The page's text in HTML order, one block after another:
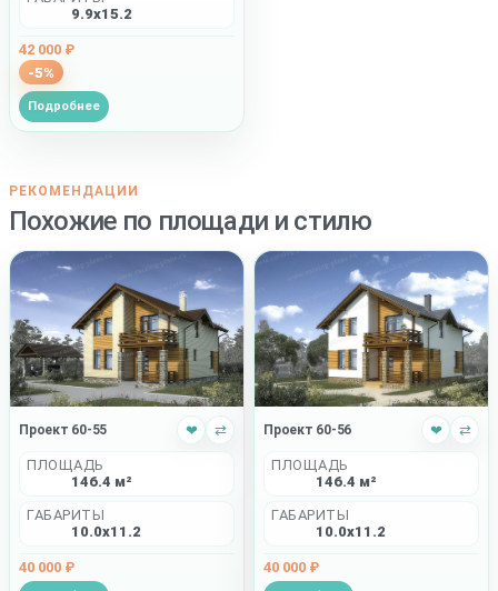
9.9x15.2
42 000 ₽
-5%
Подробнее
РЕКОМЕНДАЦИИ
Похожие по площади и стилю
Проект 60-55 ❤ ⇄
ПЛОЩАДЬ
146.4 м²
ГАБАРИТЫ
10.0x11.2
40 000 ₽
Проект 60-56 ❤ ⇄
ПЛОЩАДЬ
146.4 м²
ГАБАРИТЫ
10.0x11.2
40 000 ₽